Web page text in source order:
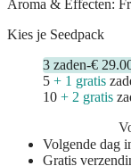
Aroma & Effecten:
Kies je Seedpack
3 zaden-€
5 + 1 gratis
10 + 2 gratis
Volgende dag
Gratis